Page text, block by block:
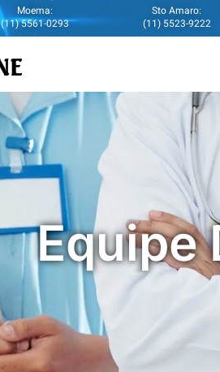
Moema:
(11) 5561-0293
Sto Amaro:
(11) 5523-9222
Equipe